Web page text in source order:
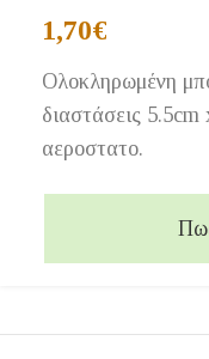
1,70€
Ολοκληρωμένη
διαστάσεις
αεροστατο.